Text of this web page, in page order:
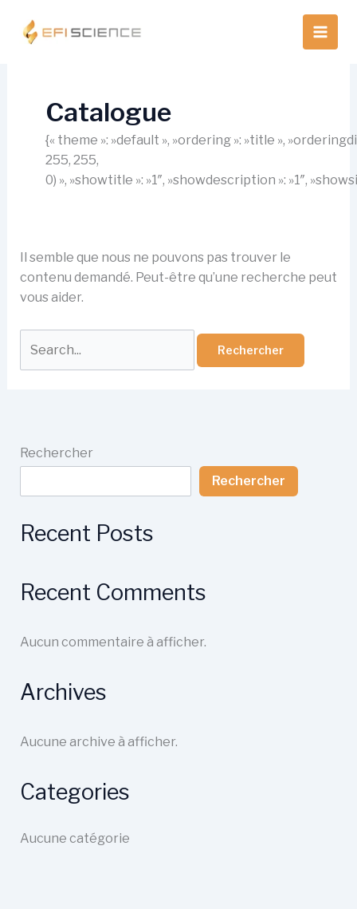
contenu
Catalogue
{« theme »: »default », »ordering »: »title »,
255, 255,
0) », »showtitle »: »1″, »showdescription »: »1″,
Il semble que nous ne pouvons pas trouver le
contenu demandé. Peut-être qu’une recherche peut
vous aider.
Rechercher
Rechercher
Recent Posts
Recent Comments
Aucun commentaire à afficher.
Archives
Aucune archive à afficher.
Categories
Aucune catégorie